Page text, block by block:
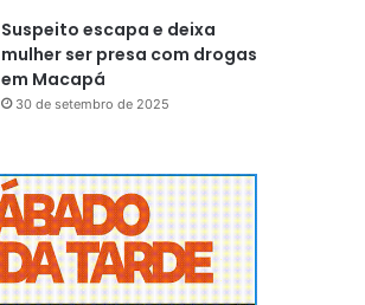
Suspeito escapa e deixa
mulher ser presa com drogas
em Macapá
30 de setembro de 2025